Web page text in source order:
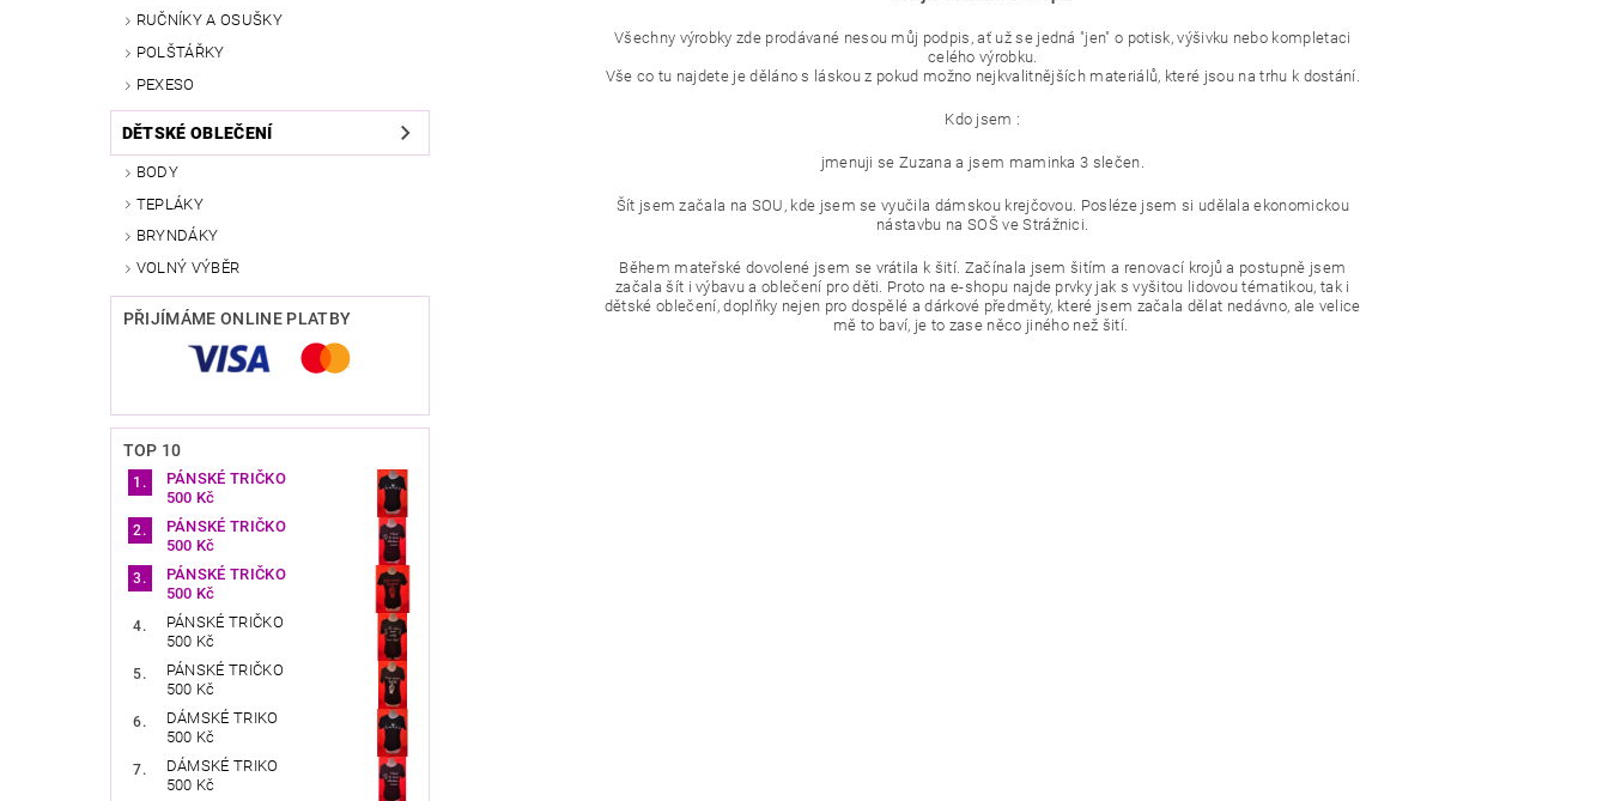
RUČNÍKY A OSUŠKY
POLŠTÁŘKY
PEXESO
DĚTSKÉ OBLEČENÍ
BODY
TEPLÁKY
BRYNDÁKY
VOLNÝ VÝBĚR
PŘIJÍMÁME ONLINE PLATBY
TOP 10
PÁNSKÉ TRIČKO
500 Kč
PÁNSKÉ TRIČKO
500 Kč
PÁNSKÉ TRIČKO
500 Kč
PÁNSKÉ TRIČKO
500 Kč
PÁNSKÉ TRIČKO
500 Kč
DÁMSKÉ TRIKO
500 Kč
DÁMSKÉ TRIKO
500 Kč
Všechny výrobky zde prodávané nesou můj podpis, ať už se jedná "jen" o potisk, výšivku nebo kompletaci
celého výrobku.
Vše co tu najdete je děláno s láskou z pokud možno nejkvalitnějších materiálů, které jsou na trhu k dostání.
Kdo jsem :
jmenuji se Zuzana a jsem maminka 3 slečen.
Šít jsem začala na SOU, kde jsem se vyučila dámskou krejčovou. Posléze jsem si udělala ekonomickou
nástavbu na SOŠ ve Strážnici.
Během mateřské dovolené jsem se vrátila k šití. Začínala jsem šitím a renovací krojů a postupně jsem
začala šít i výbavu a oblečení pro děti. Proto na e-shopu najde prvky jak s vyšitou lidovou tématikou, tak i
dětské oblečení, doplňky nejen pro dospělé a dárkové předměty, které jsem začala dělat nedávno, ale velice
mě to baví, je to zase něco jiného než šití.